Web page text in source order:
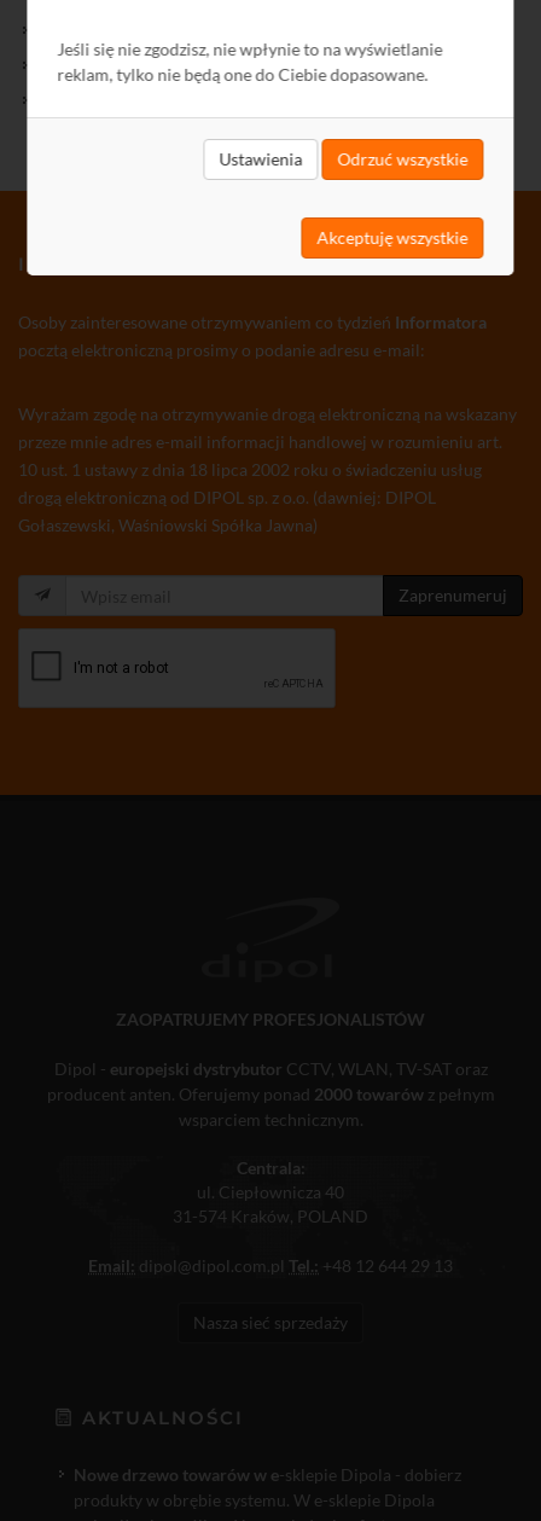
Jeśli się nie zgodzisz, nie wpłynie to na wyświetlanie
reklam, tylko nie będą one do Ciebie dopasowane.
Ustawienia Odrzuć wszystkie
Akceptuję wszystkie
Polityka Prywatności
INFORMATOR TV-SAT CCTV WLAN
Osoby zainteresowane otrzymywaniem co tydzień Informatora
pocztą elektroniczną prosimy o podanie adresu e-mail:
Wyrażam zgodę na otrzymywanie drogą elektroniczną na wskazany
przeze mnie adres e-mail informacji handlowej w rozumieniu art.
10 ust. 1 ustawy z dnia 18 lipca 2002 roku o świadczeniu usług
drogą elektroniczną od DIPOL sp. z o.o. (dawniej: DIPOL
Gołaszewski, Waśniowski Spółka Jawna)
Zaprenumeruj
ZAOPATRUJEMY PROFESJONALISTÓW
Dipol - europejski dystrybutor CCTV, WLAN, TV-SAT oraz
producent anten. Oferujemy ponad 2000 towarówz pełnym
wsparciem technicznym.
Centrala:
ul. Ciepłownicza 40
31-574 Kraków, POLAND
Email: dipol@dipol.com.pl Tel.: +48 12 644 29 13
Nasza sieć sprzedaży
AKTUALNOŚCI
Nowe drzewo towarów w e-sklepie Dipola - dobierz
produkty w obrębie systemu. W e-sklepie Dipola